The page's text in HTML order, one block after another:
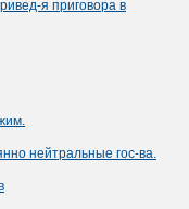
я приговора в
нейтральные гос-ва.